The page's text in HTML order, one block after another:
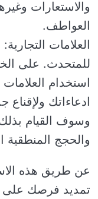
والاستعارات
العواطف.
العلامات
للمتحدث. على
استخدام العلامات
ادعاءاتك ولإقناع
وسوف القيام
والحجج المنطقية
عن طريق هذه
تمديد فرصك على